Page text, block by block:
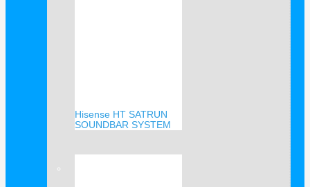
Hisense HT SATRUN
SOUNDBAR SYSTEM